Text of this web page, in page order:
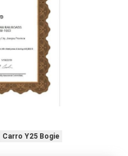
Carro Y25 Bogie